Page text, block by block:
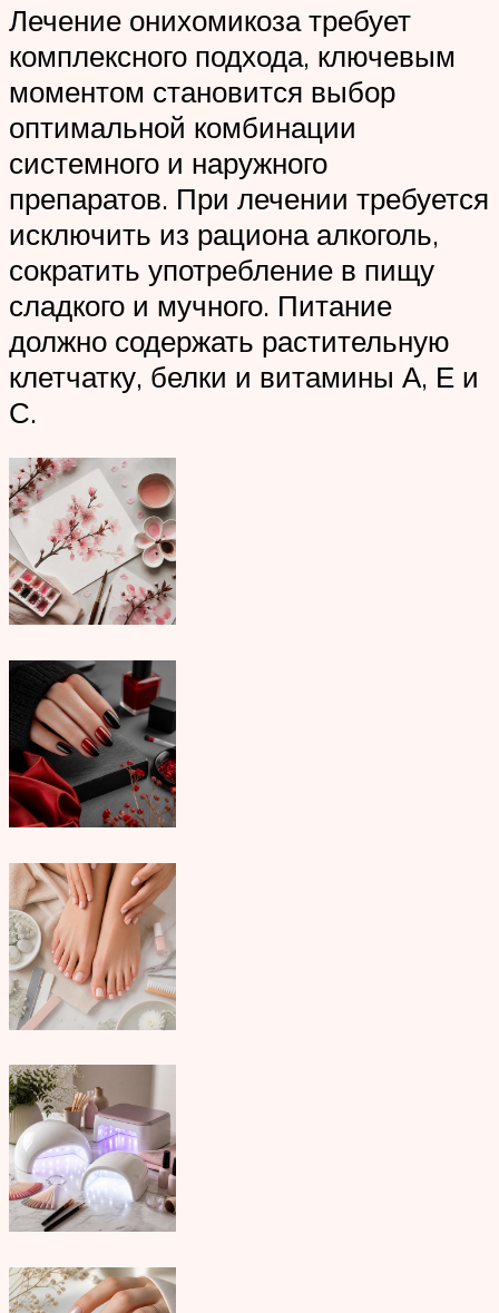
Лечение онихомикоза требует
комплексного подхода, ключевым
моментом становится выбор
оптимальной комбинации
системного и наружного
препаратов. При лечении требуется
исключить из рациона алкоголь,
сократить употребление в пищу
сладкого и мучного. Питание
должно содержать растительную
клетчатку, белки и витамины А, Е и
С.